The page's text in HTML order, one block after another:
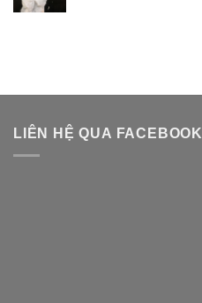
LIÊN HỆ QUA FACEBOOK